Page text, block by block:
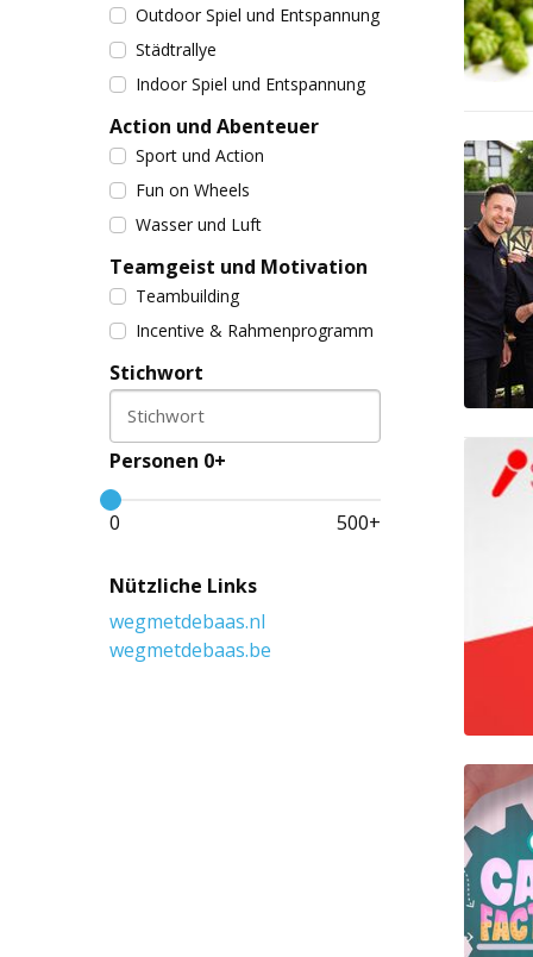
Outdoor Spiel und Entspannung
Städtrallye
Indoor Spiel und Entspannung
Action und Abenteuer
Sport und Action
Fun on Wheels
Wasser und Luft
Teamgeist und Motivation
Teambuilding
Incentive & Rahmenprogramm
Stichwort
Stichwort
Personen 0+
0 500+
Nützliche Links
wegmetdebaas.nl
wegmetdebaas.be